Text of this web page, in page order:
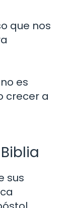
que nos
es
crecer a
sus